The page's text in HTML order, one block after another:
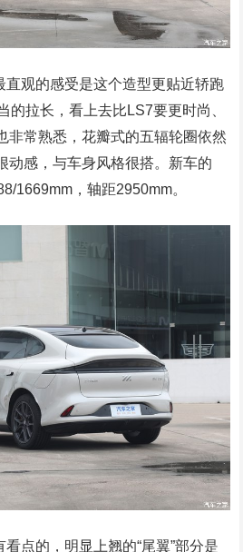
直观的感受是这个造型更贴近轿跑
的拉长，看上去比LS7要更时尚、
非常熟悉，花瓣式的五辐轮圈依然
动感，与车身风格很搭。新车的
1669mm，轴距2950mm。
点的，明显上翘的“尾翼”部分是